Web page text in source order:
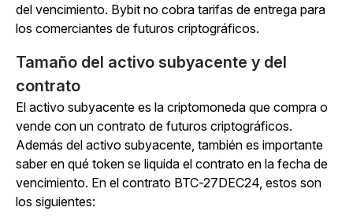
del vencimiento. Bybit no cobra tarifas de entrega para
los comerciantes de futuros criptográficos.
Tamaño del activo subyacente y del
contrato
El activo subyacente es la criptomoneda que compra o
vende con un contrato de futuros criptográficos.
Además del activo subyacente, también es importante
saber en qué token se liquida el contrato en la fecha de
vencimiento. En el contrato BTC-27DEC24, estos son
los siguientes: